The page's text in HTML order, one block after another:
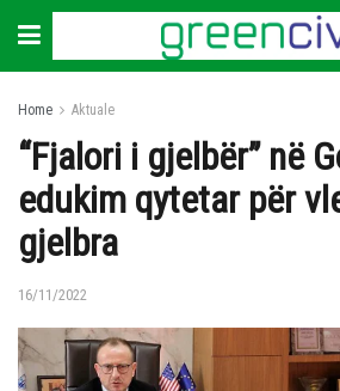
Home Aktuale
“Fjalori i gjelbër” në
edukim qytetar për
gjelbra
16/11/2022